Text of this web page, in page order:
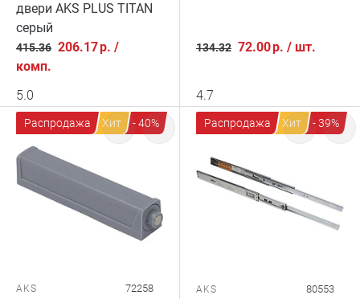
двери AKS PLUS TITAN
серый
415.36 206.17р. /
комп.
5.0
134.32 72.00р. / шт.
4.7
Распродажа Хит - 40%
AKS 72258
Распродажа Хит - 39%
AKS 80553